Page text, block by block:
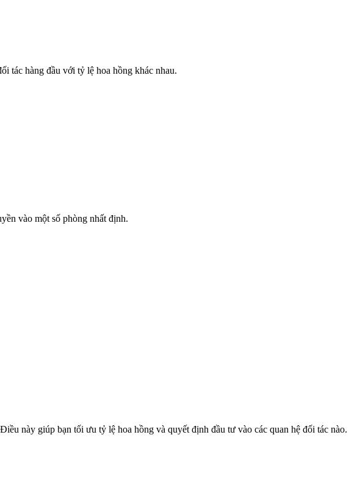
tác hàng đầu với tỷ lệ hoa hồng khác nhau.
vào một số phòng nhất định.
này giúp bạn tối ưu tỷ lệ hoa hồng và quyết định đầu tư vào các quan hệ đối tác nào.